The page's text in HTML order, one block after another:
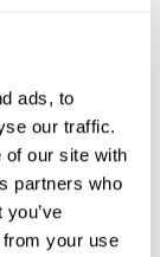
ads, to
our traffic.
of our site with
partners who
your use
brengt
of in de
medio 2020